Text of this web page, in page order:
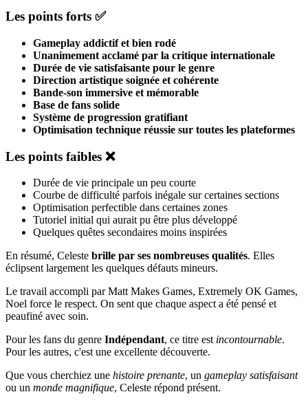
Les points forts ✅
Gameplay addictif et bien rodé
Unanimement acclamé par la critique internationale
Durée de vie satisfaisante pour le genre
Direction artistique soignée et cohérente
Bande-son immersive et mémorable
Base de fans solide
Système de progression gratifiant
Optimisation technique réussie sur toutes les plateformes
Les points faibles ❌
Durée de vie principale un peu courte
Courbe de difficulté parfois inégale sur certaines sections
Optimisation perfectible dans certaines zones
Tutoriel initial qui aurait pu être plus développé
Quelques quêtes secondaires moins inspirées
En résumé, Celeste brille par ses nombreuses qualités. Elles
éclipsent largement les quelques défauts mineurs.
Le travail accompli par Matt Makes Games, Extremely OK Games,
Noel force le respect. On sent que chaque aspect a été pensé et
peaufiné avec soin.
Pour les fans du genre Indépendant, ce titre est incontournable.
Pour les autres, c'est une excellente découverte.
Que vous cherchiez une histoire prenante, un gameplay satisfaisant
ou un monde magnifique, Celeste répond présent.